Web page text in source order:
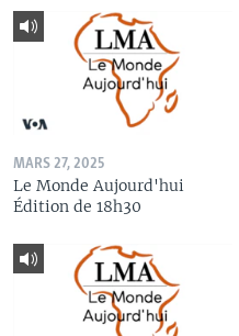
MARS 27, 2025
Le Monde Aujourd'hui
Édition de 18h30